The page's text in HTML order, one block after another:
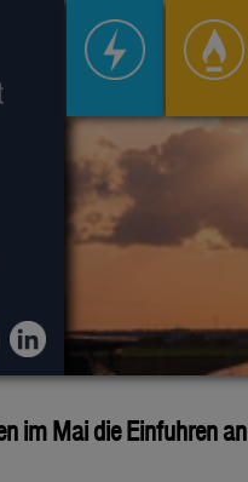
im Mai die Einfuhren an